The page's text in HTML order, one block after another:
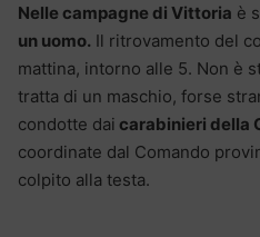
Nelle campagne di Vittoria è
un uomo. Il ritrovamento del
mattina, intorno alle 5. Non è
tratta di un maschio, forse
condotte dai carabinieri della
coordinate dal Comando
colpito alla testa.